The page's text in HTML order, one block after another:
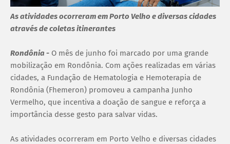
As atividades ocorreram em Porto Velho e diversas cidades
através de coletas itinerantes
Rondônia - O mês de junho foi marcado por uma grande
mobilização em Rondônia. Com ações realizadas em várias
cidades, a Fundação de Hematologia e Hemoterapia de
Rondônia (Fhemeron) promoveu a campanha Junho
Vermelho, que incentiva a doação de sangue e reforça a
importância desse gesto para salvar vidas.
As atividades ocorreram em Porto Velho e diversas cidades